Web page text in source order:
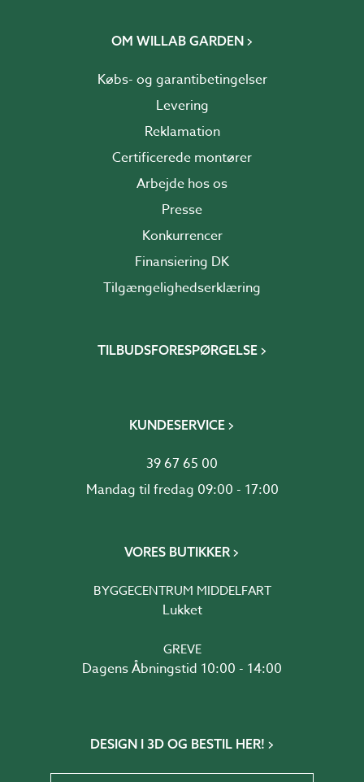
OM WILLAB GARDEN
Købs- og garantibetingelser
Levering
Reklamation
Certificerede montører
Arbejde hos os
Presse
Konkurrencer
Finansiering DK
Tilgængelighedserklæring
TILBUDSFORESPØRGELSE
KUNDESERVICE
39 67 65 00
Mandag til fredag 09:00 - 17:00
VORES BUTIKKER
BYGGECENTRUM MIDDELFART
Lukket
GREVE
Dagens Åbningstid 10:00 - 14:00
DESIGN I 3D OG BESTIL HER!